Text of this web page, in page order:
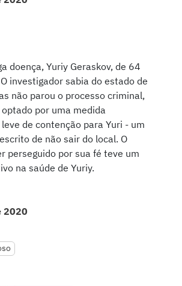
doença, Yuriy Geraskov, de 64
investigador sabia do estado de
não parou o processo criminal,
por uma medida
de contenção para Yuri - um
de não sair do local. O
perseguido por sua fé teve um
na saúde de Yuriy.
2020